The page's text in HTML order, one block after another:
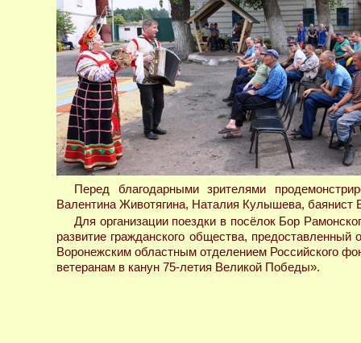
Перед благодарными зрителями
Валентина Животягина, Наталия Кулышева, баянист
Для организации поездки в посёлок Бор
развитие гражданского общества,
Воронежским областным отделением Российского
ветеранам в канун 75-летия Великой Победы».